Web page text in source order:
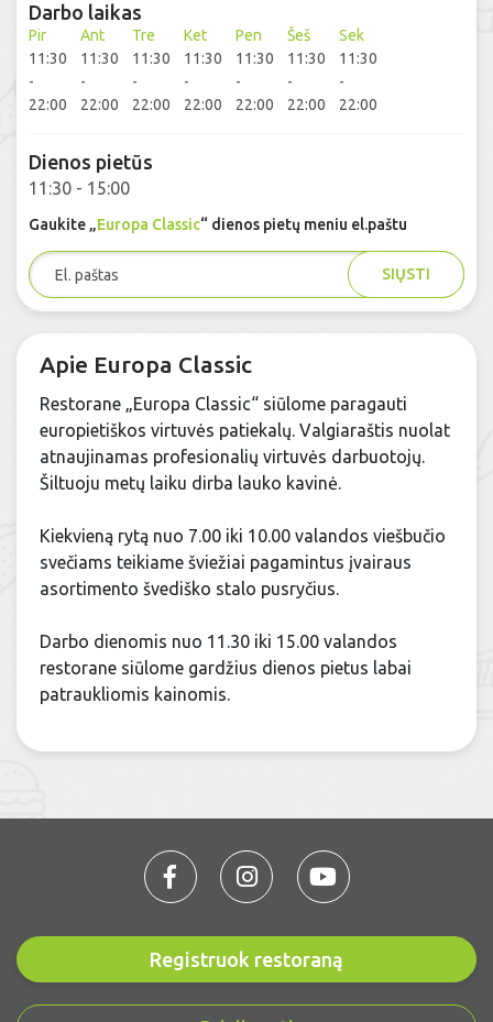
Darbo laikas
Pir
11:30
-
22:00
Ant
11:30
-
22:00
Tre
11:30
-
22:00
Ket
11:30
-
22:00
Pen
11:30
-
22:00
Šeš
11:30
-
22:00
Sek
11:30
-
22:00
Dienos pietūs
11:30 - 15:00
Gaukite „Europa Classic“ dienos pietų meniu el.paštu
SIŲSTI
Apie Europa Classic
Restorane „Europa Classic“ siūlome paragauti
europietiškos virtuvės patiekalų. Valgiaraštis nuolat
atnaujinamas profesionalių virtuvės darbuotojų.
Šiltuoju metų laiku dirba lauko kavinė.
Kiekvieną rytą nuo 7.00 iki 10.00 valandos viešbučio
svečiams teikiame šviežiai pagamintus įvairaus
asortimento švediško stalo pusryčius.
Darbo dienomis nuo 11.30 iki 15.00 valandos
restorane siūlome gardžius dienos pietus labai
patraukliomis kainomis.
Registruok restoraną